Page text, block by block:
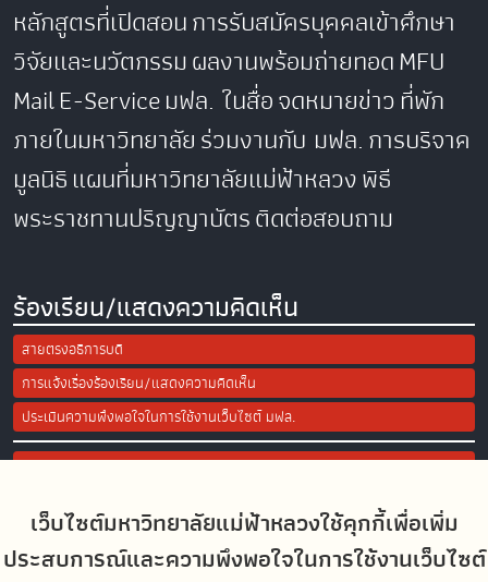
เว็บไซต์มหาวิทยาลัยแม่ฟ้าหลวงใช้คุกกี้เพื่อเพิ่ม
ประสบการณ์และความพึงพอใจในการใช้งานเว็บไซต์
หลักสูตรที่เปิดสอนการรับสมัครบุคคลเข้าศึกษา
วิจัยและนวัตกรรมผลงานพร้อมถ่ายทอดMFU
MailE-Serviceมฟล. ในสื่อจดหมายข่าวที่พัก
ภายในมหาวิทยาลัยร่วมงานกับ มฟล.การบริจาค
มูลนิธิแผนที่มหาวิทยาลัยแม่ฟ้าหลวงพิธี
พระราชทานปริญญาบัตรติดต่อสอบถาม
ร้องเรียน/แสดงความคิดเห็น
สายตรงอธิการบดี
การแจ้งเรื่องร้องเรียน/แสดงความคิดเห็น
ประเมินความพึงพอใจในการใช้งานเว็บไซต์ มฟล.
Site Map
Social Media